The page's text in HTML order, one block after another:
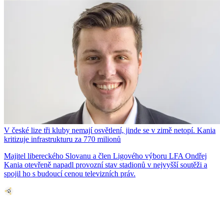
V české lize tři kluby nemají osvětlení, jinde se v zimě netopí. Kania
kritizuje infrastrukturu za 770 milionů
Majitel libereckého Slovanu a člen Ligového výboru LFA Ondřej
Kania otevřeně napadl provozní stav stadionů v nejvyšší soutěži a
spojil ho s budoucí cenou televizních práv.